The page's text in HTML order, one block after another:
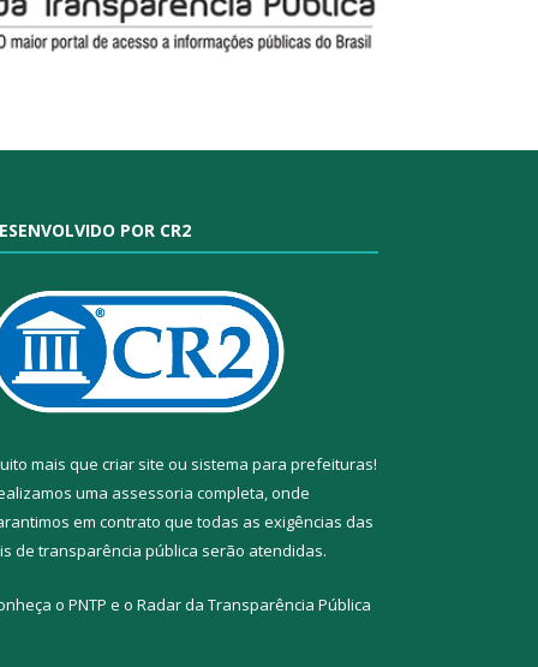
POR CR2
mais que criar site ou sistema para prefeituras!
uma assessoria completa, onde
em contrato que todas as exigências das
de transparência pública serão atendidas.
o PNTP e o Radar da Transparência Pública